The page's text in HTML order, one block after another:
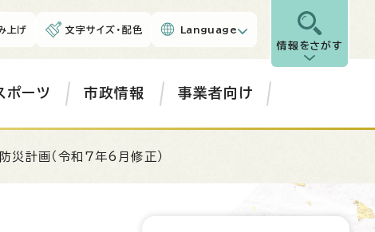
上げ 文字サイズ・配色 Language
情報をさがす
ポーツ 市政情報 事業者向け
災計画（令和7年6月修正）